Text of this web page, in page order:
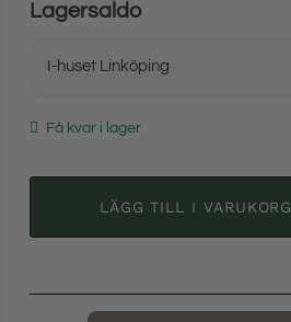
Lagersaldo
I-huset Linköping
Få kvar i lager
LÄGG TILL I VARUKORG